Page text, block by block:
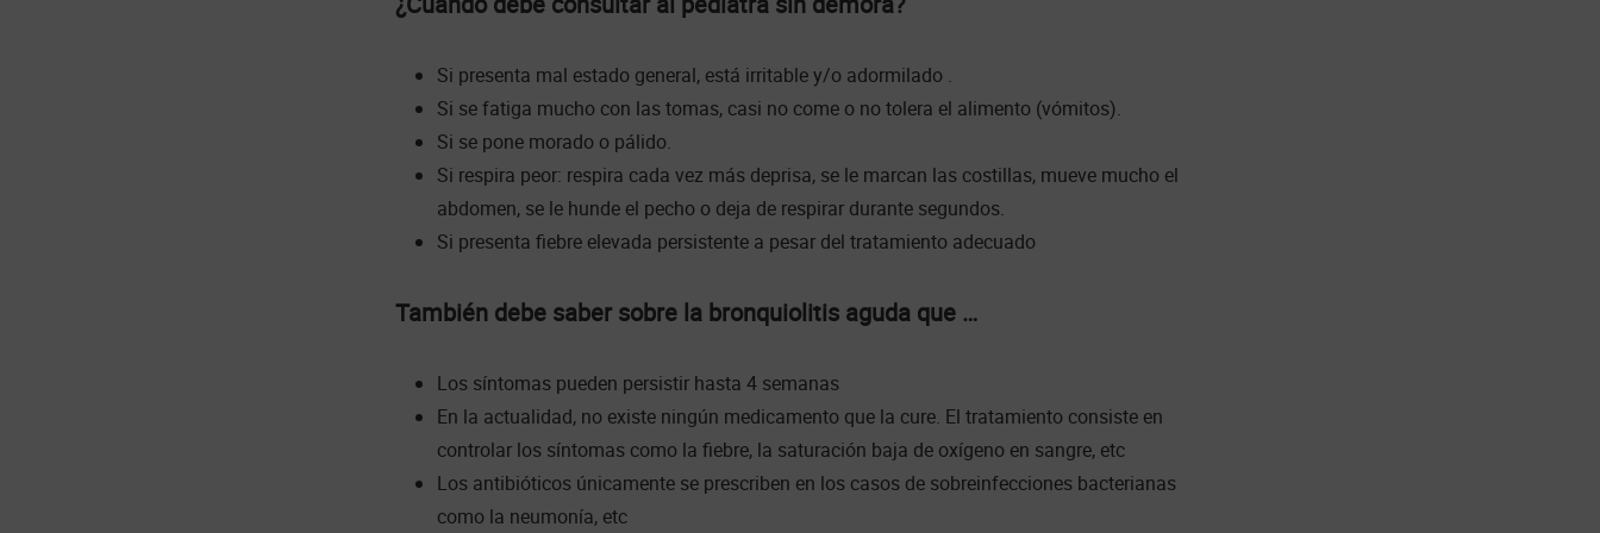
Si presenta mal estado general, está irritable y/o adormilado .
Si se fatiga mucho con las tomas, casi no come o no tolera el alimento (vómitos).
Si se pone morado o pálido.
Si respira peor: respira cada vez más deprisa, se le marcan las costillas, mueve mucho el
abdomen, se le hunde el pecho o deja de respirar durante segundos.
Si presenta fiebre elevada persistente a pesar del tratamiento adecuado
También debe saber sobre la bronquiolitis aguda que …
Los síntomas pueden persistir hasta 4 semanas
En la actualidad, no existe ningún medicamento que la cure. El tratamiento consiste en
controlar los síntomas como la fiebre, la saturación baja de oxígeno en sangre, etc
Los antibióticos únicamente se prescriben en los casos de sobreinfecciones bacterianas
como la neumonía, etc